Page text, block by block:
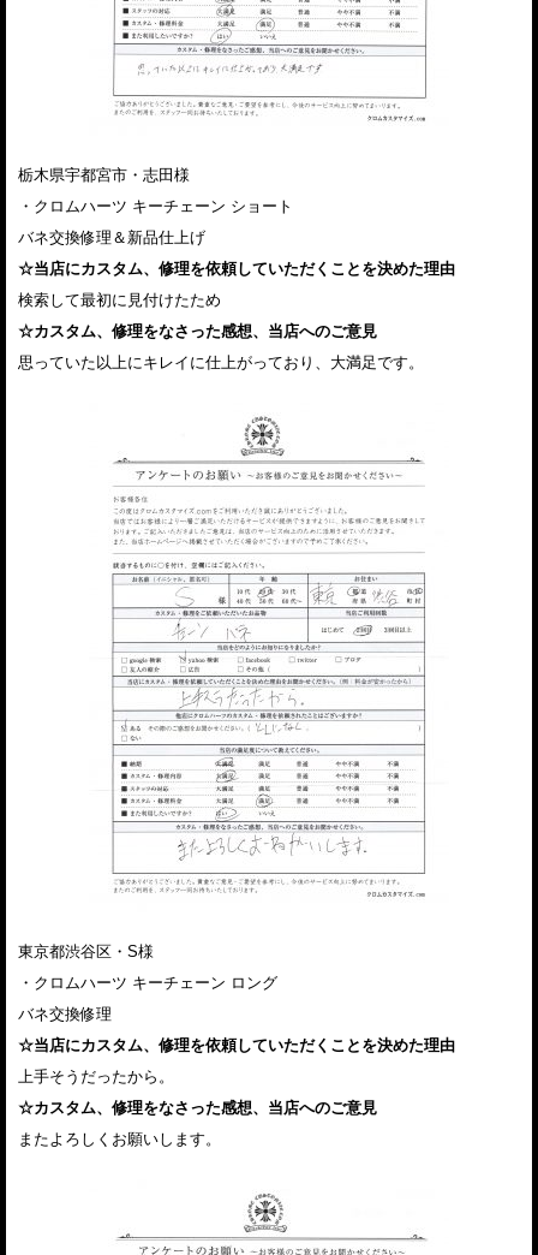
栃木県宇都宮市・志田様
・クロムハーツ キーチェーン ショート
バネ交換修理＆新品仕上げ
☆当店にカスタム、修理を依頼していただくことを決めた理由
検索して最初に見付けたため
☆カスタム、修理をなさった感想、当店へのご意見
思っていた以上にキレイに仕上がっており、大満足です。
東京都渋谷区・S様
・クロムハーツ キーチェーン ロング
バネ交換修理
☆当店にカスタム、修理を依頼していただくことを決めた理由
上手そうだったから。
☆カスタム、修理をなさった感想、当店へのご意見
またよろしくお願いします。